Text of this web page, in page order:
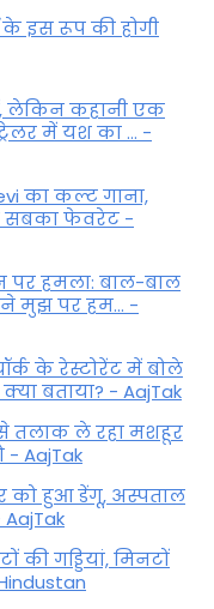
के इस रूप की होगी
लेकिन कहानी एक
में यश का ... -
का कल्ट गाना,
सबका फेवरेट -
पर हमला: बाल-बाल
मुझ पर हम... -
के रेस्टोरेंट में बोले
बताया? - AajTak
से तलाक ले रहा मशहूर
- AajTak
को हुआ डेंगू, अस्पताल
की गड्डियां, मिनटों